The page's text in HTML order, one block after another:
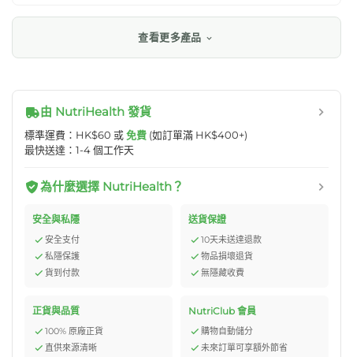
查看更多產品
由 NutriHealth 發貨
標準運費：HK$60 或免費 (如訂單滿 HK$400+)
最快送達：1-4 個工作天
為什麼選擇 NutriHealth？
安全與私隱
安全支付
私隱保護
貨到付款
送貨保證
10天未送達退款
物品損壞退貨
無隱藏收費
正貨與品質
100% 原廠正貨
直供來源清晰
NutriClub 會員
購物自動儲分
未來訂單可享額外節省